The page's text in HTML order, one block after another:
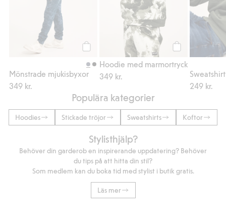
Mönstrade mjukisbyxor
349 kr.
Hoodie med marmortryck
349 kr.
249 kr.
Populära kategorier
Hoodies Stickade tröjor Sweatshirts Koftor
Stylisthjälp?
Behöver din garderob en inspirerande uppdatering? Behöver
du tips på att hitta din stil?
Som medlem kan du boka tid med stylist i butik gratis.
Läs mer